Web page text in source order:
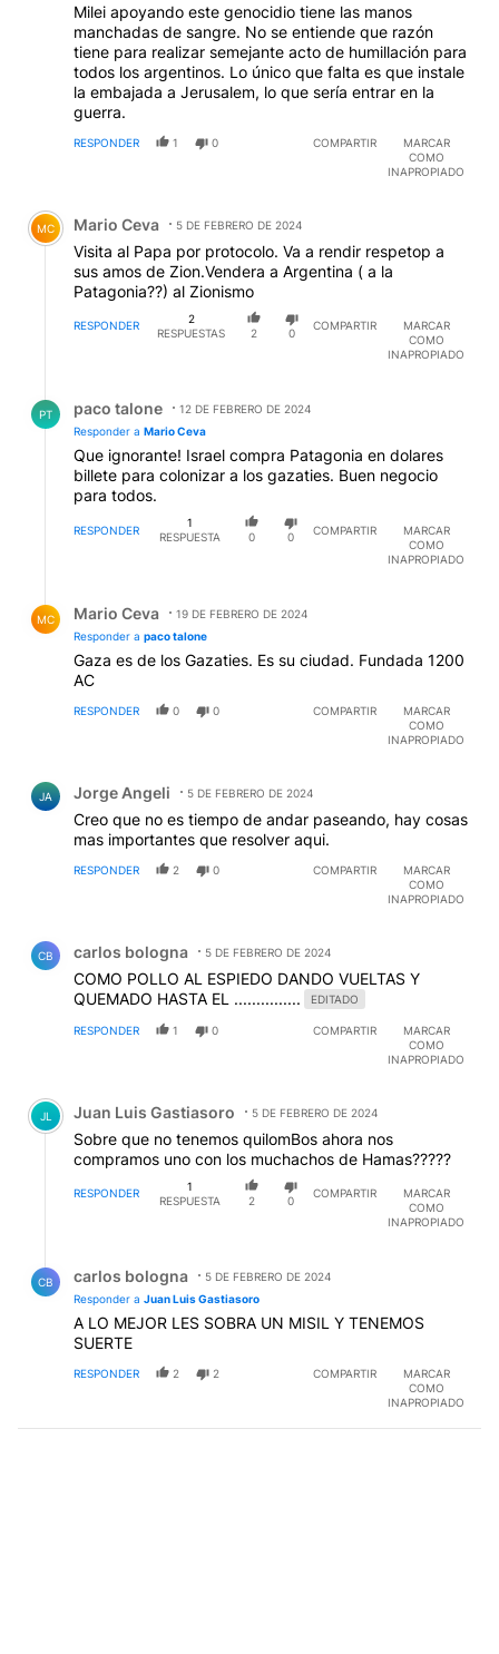
Milei apoyando este genocidio tiene las manos
manchadas de sangre. No se entiende que razón
tiene para realizar semejante acto de humillación para
todos los argentinos. Lo único que falta es que instale
la embajada a Jerusalem, lo que sería entrar en la
guerra.
RESPONDER 1 0 COMPARTIR
MARCAR
COMO
INAPROPIADO
Comentario de Mario Ceva.
MC Mario Ceva 5 DE FEBRERO DE 2024
Visita al Papa por protocolo. Va a rendir respetop a
sus amos de Zion.Vendera a Argentina ( a la
Patagonia??) al Zionismo
RESPONDER
2
RESPUESTAS
2 0
COMPARTIR
MARCAR
COMO
INAPROPIADO
PT paco talone
12 DE FEBRERO DE 2024
Responder a Mario Ceva
Que ignorante! Israel compra Patagonia en dolares
billete para colonizar a los gazaties. Buen negocio
para todos.
RESPONDER
1
RESPUESTA
0 0
COMPARTIR
MARCAR
COMO
INAPROPIADO
MC Mario Ceva
19 DE FEBRERO DE 2024
Responder a paco talone
Gaza es de los Gazaties. Es su ciudad. Fundada 1200
AC
RESPONDER 0 0 COMPARTIR
MARCAR
COMO
INAPROPIADO
JA Jorge Angeli 5 DE FEBRERO DE 2024
Creo que no es tiempo de andar paseando, hay cosas
mas importantes que resolver aqui.
RESPONDER 2 0 COMPARTIR
MARCAR
COMO
INAPROPIADO
CB carlos bologna 5 DE FEBRERO DE 2024
COMO POLLO AL ESPIEDO DANDO VUELTAS Y
QUEMADO HASTA EL ...............
EDITADO
RESPONDER 1 0 COMPARTIR
MARCAR
COMO
INAPROPIADO
Comentario de Juan Luis Gastiasoro.
JL Juan Luis Gastiasoro 5 DE FEBRERO DE 2024
Sobre que no tenemos quilomBos ahora nos
compramos uno con los muchachos de Hamas?????
RESPONDER
1
RESPUESTA
2 0
COMPARTIR
MARCAR
COMO
INAPROPIADO
CB carlos bologna
5 DE FEBRERO DE 2024
Responder a Juan Luis Gastiasoro
A LO MEJOR LES SOBRA UN MISIL Y TENEMOS
SUERTE
RESPONDER 2 2 COMPARTIR
MARCAR
COMO
INAPROPIADO